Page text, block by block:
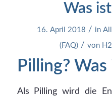
Was
16. April 2018 / in
(FAQ) / von
Pilling?
Als Pilling wird die